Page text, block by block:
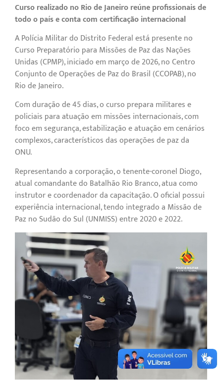
Curso realizado no Rio de Janeiro reúne profissionais de
todo o país e conta com certificação internacional
A Polícia Militar do Distrito Federal está presente no
Curso Preparatório para Missões de Paz das Nações
Unidas (CPMP), iniciado em março de 2026, no Centro
Conjunto de Operações de Paz do Brasil (CCOPAB), no
Rio de Janeiro.
Com duração de 45 dias, o curso prepara militares e
policiais para atuação em missões internacionais, com
foco em segurança, estabilização e atuação em cenários
complexos, característicos das operações de paz da
ONU.
Representando a corporação, o tenente-coronel Diogo,
atual comandante do Batalhão Rio Branco, atua como
instrutor e coordenador da capacitação. O oficial possui
experiência internacional, tendo integrado a Missão de
Paz no Sudão do Sul (UNMISS) entre 2020 e 2022.